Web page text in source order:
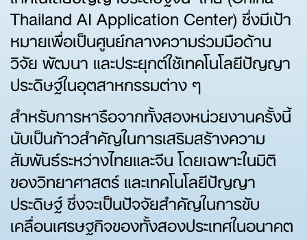
Thailand AI Application Center) ซึ่งมีเป้า
หมายเพื่อเป็นศูนย์กลางความร่วมมือด้าน
วิจัย พัฒนา และประยุกต์ใช้เทคโนโลยีปัญญา
ประดิษฐ์ในอุตสาหกรรมต่าง ๆ
สำหรับการหารือจากทั้งสองหน่วยงานครั้งนี้
นับเป็นก้าวสำคัญในการเสริมสร้างความ
สัมพันธ์ระหว่างไทยและจีน โดยเฉพาะในมิติ
ของวิทยาศาสตร์ และเทคโนโลยีปัญญา
ประดิษฐ์ ซึ่งจะเป็นปัจจัยสำคัญในการขับ
เคลื่อนเศรษฐกิจของทั้งสองประเทศในอนาคต